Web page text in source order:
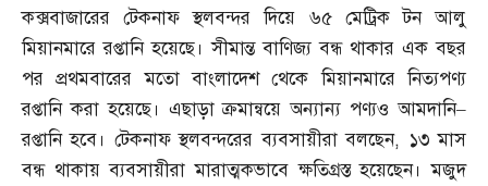
কক্সবাজারের টেকনাফ স্থলবন্দর দিয়ে ৬৫ মেট্রিক টন আলু
মিয়ানমারে রপ্তানি হয়েছে। সীমান্ত বাণিজ্য বন্ধ থাকার এক বছর
পর প্রথমবারের মতো বাংলাদেশ থেকে মিয়ানমারে নিত্যপণ্য
রপ্তানি করা হয়েছে। এছাড়া ক্রমান্বয়ে অন্যান্য পণ্যও আমদানি–
রপ্তানি হবে। টেকনাফ স্থলবন্দরের ব্যবসায়ীরা বলছেন, ১৩ মাস
বন্ধ থাকায় ব্যবসায়ীরা মারাত্মকভাবে ক্ষতিগ্রস্ত হয়েছেন। মজুদ